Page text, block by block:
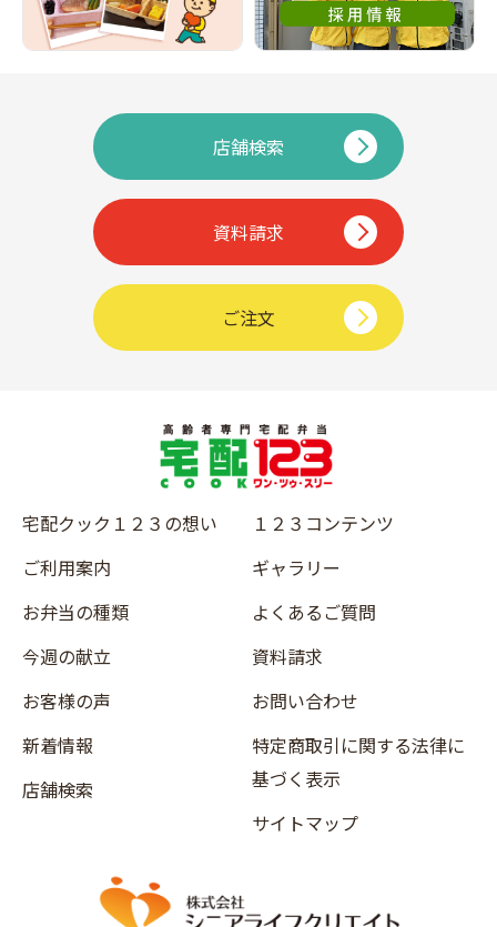
店舗検索
資料請求
ご注文
宅配クック１２３の想い
ご利用案内
お弁当の種類
今週の献立
お客様の声
新着情報
店舗検索
１２３コンテンツ
ギャラリー
よくあるご質問
資料請求
お問い合わせ
特定商取引に関する法律に
基づく表示
サイトマップ